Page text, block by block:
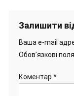
Залишити
Ваша e-mail
Обов’язкові
Коментар *